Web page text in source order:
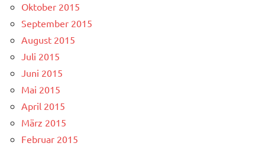
Oktober 2015
September 2015
August 2015
Juli 2015
Juni 2015
Mai 2015
April 2015
März 2015
Februar 2015